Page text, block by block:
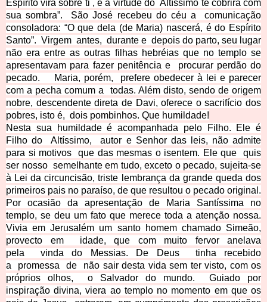
Espírito virá sobre ti , e a virtude do Altíssimo te cobrirá com
sua sombra”.
São José recebeu do céu a
comunicação
consoladora: “O que dela (de Maria) nascerá, é do Espírito
Santo”. Virgem antes, durante e depois do parto, seu lugar
não era entre as outras filhas hebréias que no templo se
apresentavam para fazer penitência e
procurar perdão do
pecado.
Maria, porém,
prefere obedecer à lei e parecer
com a pecha comum a
todas. Além disto, sendo de origem
nobre, descendente direta de Davi, oferece o sacrifício dos
pobres, isto é, dois pombinhos. Que humildade!
Nesta sua humildade é acompanhada pelo Filho. Ele é
Filho do
Altíssimo,
autor e Senhor das leis, não admite
para si motivos
que das mesmas o isentem. Ele que
quis
ser nosso semelhante em tudo, exceto o pecado, sujeita-se
à Lei da circuncisão, triste lembrança da grande queda dos
primeiros pais no paraíso, de que resultou o pecado original.
Por ocasião da apresentação de Maria Santíssima
no
templo, se deu um fato que merece toda a atenção nossa.
Vivia em Jerusalém um santo homem chamado Simeão,
provecto em
idade, que com muito fervor anelava
pela
vinda do Messias. De Deus
tinha recebido
a
promessa de
não sair desta vida sem ter visto, com os
próprios
olhos, o Salvador do mundo.
Guiado por
inspiração divina, viera ao templo no momento em que os